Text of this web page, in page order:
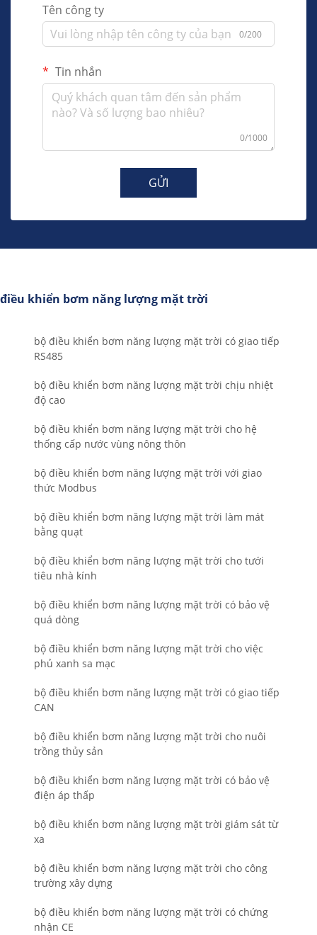
Tên công ty
0/200
Tin nhắn
0/1000
GỬI
điều khiển bơm năng lượng mặt trời
bộ điều khiển bơm năng lượng mặt trời có giao tiếp
RS485
bộ điều khiển bơm năng lượng mặt trời chịu nhiệt
độ cao
bộ điều khiển bơm năng lượng mặt trời cho hệ
thống cấp nước vùng nông thôn
bộ điều khiển bơm năng lượng mặt trời với giao
thức Modbus
bộ điều khiển bơm năng lượng mặt trời làm mát
bằng quạt
bộ điều khiển bơm năng lượng mặt trời cho tưới
tiêu nhà kính
bộ điều khiển bơm năng lượng mặt trời có bảo vệ
quá dòng
bộ điều khiển bơm năng lượng mặt trời cho việc
phủ xanh sa mạc
bộ điều khiển bơm năng lượng mặt trời có giao tiếp
CAN
bộ điều khiển bơm năng lượng mặt trời cho nuôi
trồng thủy sản
bộ điều khiển bơm năng lượng mặt trời có bảo vệ
điện áp thấp
bộ điều khiển bơm năng lượng mặt trời giám sát từ
xa
bộ điều khiển bơm năng lượng mặt trời cho công
trường xây dựng
bộ điều khiển bơm năng lượng mặt trời có chứng
nhận CE